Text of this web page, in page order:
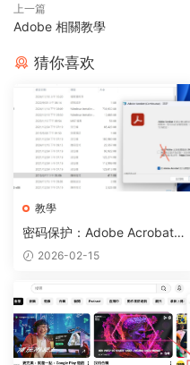
上一篇
Adobe 相關教學
猜你喜欢
教學
密码保护：Adobe Acrobat P
ro DC 2024 PDF编辑软件
2026-02-15